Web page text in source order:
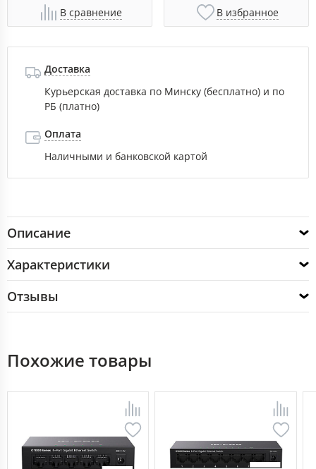
В сравнение В избранное
Доставка
Курьерская доставка по Минску (бесплатно) и по
РБ (платно)
Оплата
Наличными и банковской картой
Описание
Характеристики
Отзывы
Похожие товары